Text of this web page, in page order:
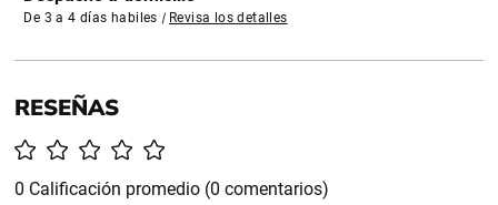
De 3 a 4 días habiles | Revisa los detalles
0 Calificación promedio (0 comentarios)